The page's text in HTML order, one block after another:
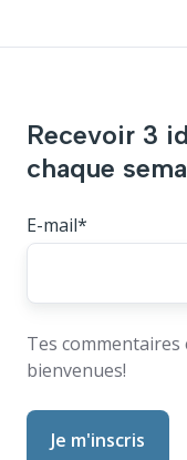
Recevoir 3
chaque
E-mail*
Tes
bienvenues!